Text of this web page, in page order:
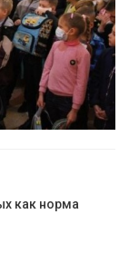
как норма